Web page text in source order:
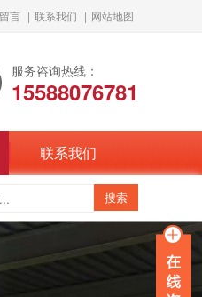
言 | 联系我们 | 网站地图
服务咨询热线：
15588076781
联系我们